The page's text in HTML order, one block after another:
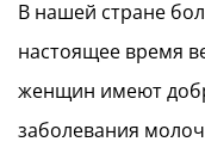
В нашей стране
настоящее время
женщин имеют
заболевания